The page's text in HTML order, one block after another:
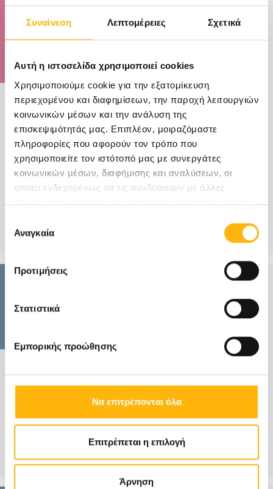
Συναίνεση Λεπτομέρειες Σχετικά
Αυτή η ιστοσελίδα χρησιμοποιεί cookies
Χρησιμοποιούμε cookie για την εξατομίκευση
περιεχομένου και διαφημίσεων, την παροχή λειτουργιών
κοινωνικών μέσων και την ανάλυση της
επισκεψιμότητάς μας. Επιπλέον, μοιραζόμαστε
πληροφορίες που αφορούν τον τρόπο που
χρησιμοποιείτε τον ιστότοπό μας με συνεργάτες
κοινωνικών μέσων, διαφήμισης και αναλύσεων, οι
οποίοι ενδεχομένως να τις συνδυάσουν με άλλες
πληροφορίες που τους έχετε παραχωρήσει ή τις οποίες
των υπηρεσιών τους.
συγκατάθεσης
Αναγκαία
Προτιμήσεις
Στατιστικά
Εμπορικής προώθησης
Να επιτρέπονται όλα
Επιτρέπεται η επιλογή
Άρνηση
07
ΜΑΙΕΥΤΙΚΗ - ΓΥΝΑΙΚΟΛΟΓΙΚΗ
ΙΑΣΩ: Επιστημονική Διημερίδα «Παθολογία
τραχήλου μήτρας, κόλπου και αιδοίου,
Screening και triage: HPV tests, βιοδείκτες,
αλγόριθμοι, κολποσκόπηση και scoring
system»
Σας ενημερώνουμε ότι το Τµήµα Κολποσκόπησης και
Παθολογίας Τραχήλου Μήτρας ΙΑΣ...
Μάθετε Περισσότερα
06
Φεβρουαρίου
ΕΠΙΣΤΗΜΟΝΙΚΗ ΔΙΑΛΕΞΗ ΙΑΣΩ Γενική
Σας ενημερώνουμε ότι την Παρασκευή 06 Φεβρουαρίου
2026 και ώρα 13:30 θα πραγμα...
Μάθετε Περισσότερα